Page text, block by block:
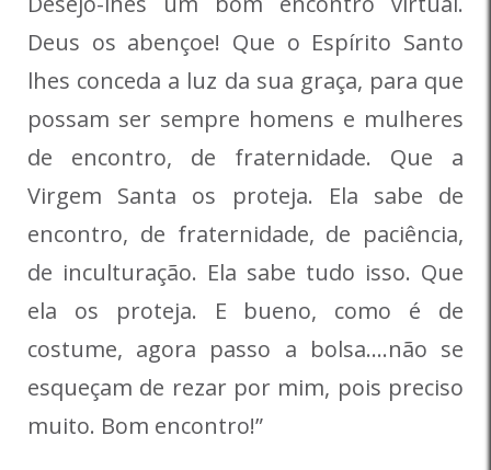
Deus os abençoe! Que o Espírito Santo
lhes conceda a luz da sua graça, para que
possam ser sempre homens e mulheres
de encontro, de fraternidade. Que a
Virgem Santa os proteja. Ela sabe de
encontro, de fraternidade, de paciência,
de inculturação. Ela sabe tudo isso. Que
ela os proteja. E bueno, como é de
costume, agora passo a bolsa….não se
esqueçam de rezar por mim, pois preciso
muito. Bom encontro!”